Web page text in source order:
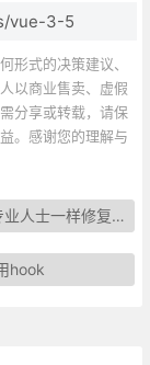
vue-3-5
形式的决策建议、
以商业售卖、虚假
分享或转载，请保
。感谢您的理解与
士一样修复它们
hook